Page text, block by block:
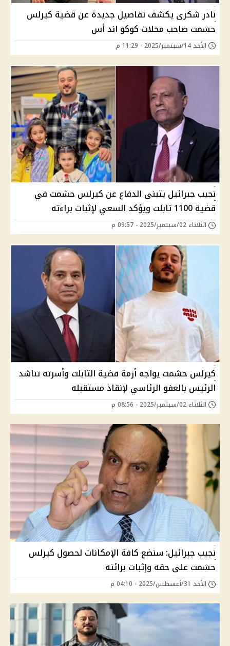
نادر شكرى يكشف تفاصيل جديدة عن قضية كيرلس
حشمت صاحب محلات كوكو اند أس
الأحد 14/سبتمبر/2025 - 11:29 م
نجيب جبرائيل يتبنى الدفاع عن كيرلس حشمت في
قضية 1100 تابلت ويؤكد السعي لإثبات براءته
الثلاثاء 02/سبتمبر/2025 - 09:57 م
كيرلس حشمت يواجه أزمة قضية التابلت وأسرته تناشد
الرئيس بالعفو الرئاسي لإنقاذ مستقبله
الثلاثاء 02/سبتمبر/2025 - 08:56 م
نجيب جبرائيل: سنضع كافة الإمكانات لحصول كيرلس
حشمت على حقه وإثبات برائته
الأحد 31/أغسطس/2025 - 04:10 م